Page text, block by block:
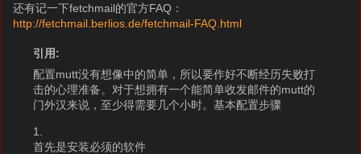
还有记一下fetchmail的官方FAQ：
http://fetchmail.berlios.de/fetchmail-FAQ.html
引用:
配置mutt没有想像中的简单，所以要作好不断经历失败打
击的心理准备。对于想拥有一个能简单收发邮件的mutt的
门外汉来说，至少得需要几个小时。基本配置步骤
1.
首先是安装必须的软件